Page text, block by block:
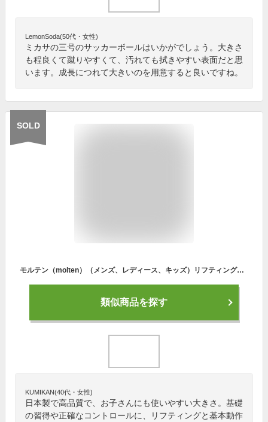
LemonSoda(50代・女性)
ミカサの三号のサッカーボールはいかがでしょう。大きさ
も程良くて蹴りやすくて、汚れても拭きやすい表面だと思
います。成長につれて大きいのを用意すると良いですね。
SOLD
モルテン（molten）（メンズ、レディース、キッズ）リフティングボールノーマルタイプ 自主練 LBN15
類似商品を探す
KUMIKAN(40代・女性)
日本製で高品質で、お子さんにも使いやすい大きさ。基礎
の習得や正確なコントロールに、リフティングと基本動作